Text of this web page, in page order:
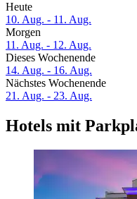
Heute
10. Aug. - 11. Aug.
Morgen
11. Aug. - 12. Aug.
Dieses Wochenende
14. Aug. - 16. Aug.
Nächstes Wochenende
21. Aug. - 23. Aug.
Hotels mit